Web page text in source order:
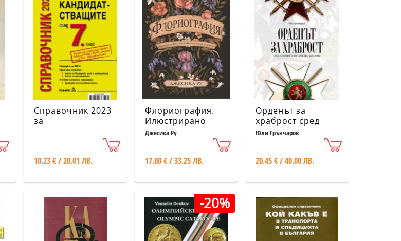
Справочник 2023
за
10.23 € / 20.01 ЛВ.
Флориография.
Илюстрирано
ръководство за
Джесика Ру
17.00 € / 33.25 ЛВ.
Орденът за
храброст сред
отличията на
Царство България
Юли Грънчаров
20.45 € / 40.00 ЛВ.
-20%